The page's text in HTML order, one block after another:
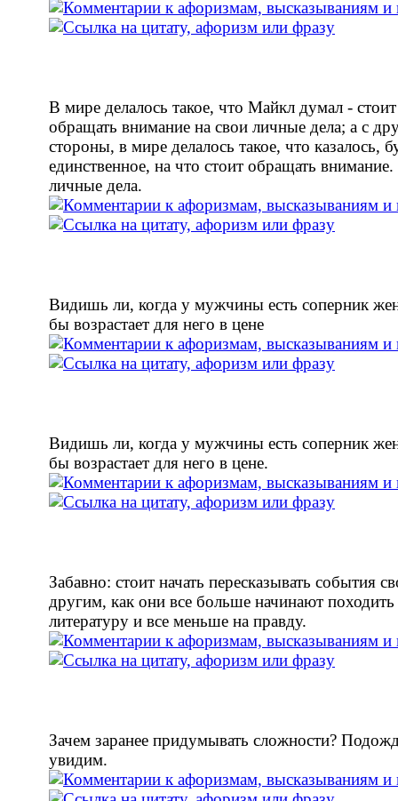
В мире делалось такое, что Майкл думал -
обращать внимание на свои личные дела; а с
стороны, в мире делалось такое, что казалось,
единственное, на что стоит обращать внимание.
личные дела.
Видишь ли, когда у мужчины есть соперник
бы возрастает для него в цене
Видишь ли, когда у мужчины есть соперник
бы возрастает для него в цене.
Забавно: стоит начать пересказывать события
другим, как они все больше начинают походить
литературу и все меньше на правду.
Зачем заранее придумывать сложности?
увидим.